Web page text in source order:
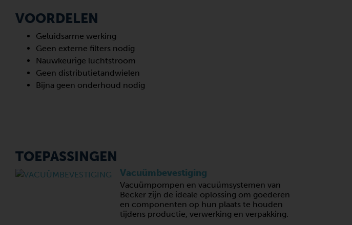
VOORDELEN
Geluidsarme werking
Geen externe filters nodig
Nauwkeurige luchtstroom
Geen distributietandwielen
Bijna geen onderhoud nodig
TOEPASSINGEN
Vacuümbevestiging
Vacuümpompen en vacuümsystemen van
Becker zijn de ideale oplossing om goederen
en componenten op hun plaats te houden
tijdens productie, verwerking en verpakking.